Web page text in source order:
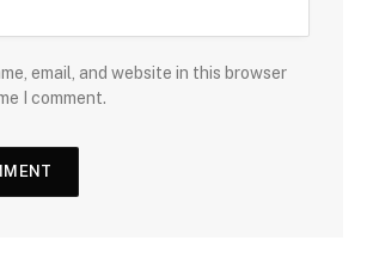
email, and website in this browser
I comment.